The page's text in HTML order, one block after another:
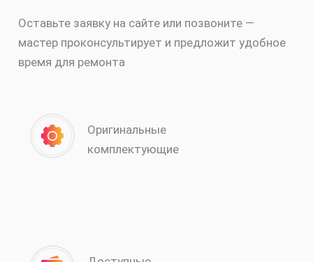
Оставьте заявку на сайте или позвоните —
мастер проконсультирует и предложит удобное
время для ремонта
Оригинальные
комплектующие